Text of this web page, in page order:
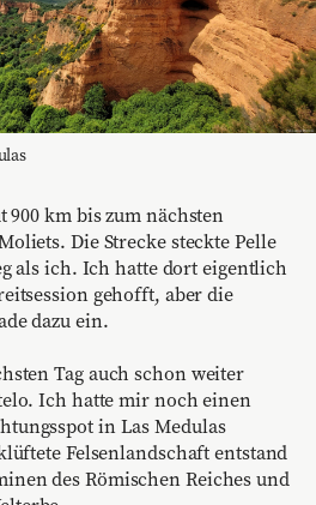
900 km bis zum nächsten
Die Strecke steckte Pelle
als ich. Ich hatte dort eigentlich
gehofft, aber die
dazu ein.
Tag auch schon weiter
Ich hatte mir noch einen
in Las Medulas
Felsenlandschaft entstand
des Römischen Reiches und